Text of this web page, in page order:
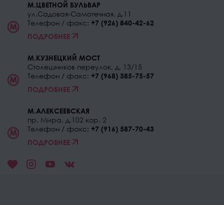
М.ЦВЕТНОЙ БУЛЬВАР
ул.Садовая-Самотечная, д.11
Телефон / факс: +7 (926) 840-42-62
ПОДРОБНЕЕ
М.КУЗНЕЦКИЙ МОСТ
Столешников переулок, д. 13/15
Телефон / факс: +7 (968) 385-75-57
ПОДРОБНЕЕ
М.АЛЕКСЕЕВСКАЯ
пр. Мира, д.102 кор. 2
Телефон / факс: +7 (916) 587-70-43
ПОДРОБНЕЕ